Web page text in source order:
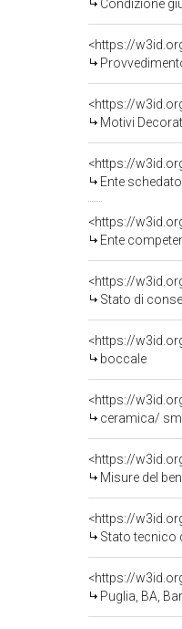
Condizione
<https://
<https://
Motivi
<https://
Ente schedatore
<https://
Ente competente
<https://
Stato di
<https://
boccale
<https://
ceramica/
<https://
Misure del
<https://
Stato tecnico
<https://
Puglia, BA,